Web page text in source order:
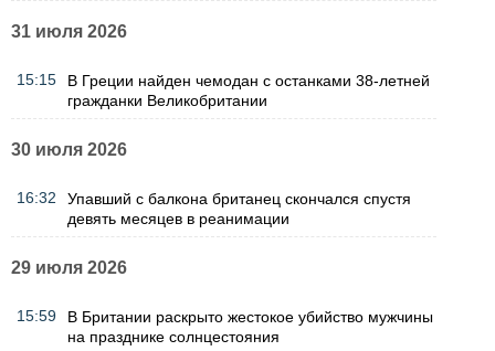
31 июля 2026
15:15
В Греции найден чемодан с останками 38-летней
гражданки Великобритании
30 июля 2026
16:32
Упавший с балкона британец скончался спустя
девять месяцев в реанимации
29 июля 2026
15:59
В Британии раскрыто жестокое убийство мужчины
на празднике солнцестояния